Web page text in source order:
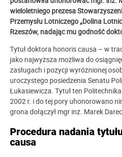
wieloletniego prezesa
Przemysłu Lotniczego „Dolina
Rzeszów, nadając mu godność
Tytuł doktora honoris causa – w
jako najwyższa możliwa do
zasługach i pozycji wyróżnionej
uroczystego posiedzenia Senatu
Łukasiewicza. Tytuł ten
2002 r. i do tej pory uhonorowano
grona dołączył mgr inż. Marek
Procedura nadania
causa